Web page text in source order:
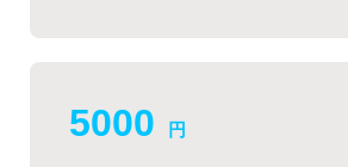
5000 円